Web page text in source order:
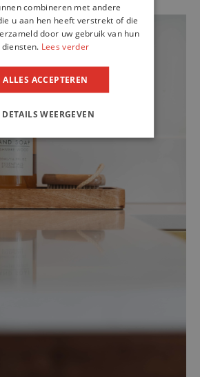
combineren met andere
u aan hen heeft verstrekt of die
door uw gebruik van hun
diensten. Lees verder
ALLES ACCEPTEREN
DETAILS WEERGEVEN